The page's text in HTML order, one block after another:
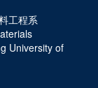
工程系
University of